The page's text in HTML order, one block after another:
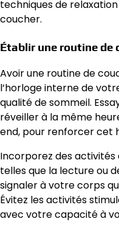
techniques de
coucher.
Établir une routine de
Avoir une routine de
l’horloge interne de
qualité de sommeil.
réveiller à la même
end, pour renforcer cet
Incorporez des
telles que la lecture ou
signaler à votre corps
Évitez les activités
avec votre capacité à